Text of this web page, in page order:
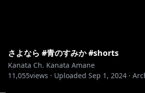
さよなら #青のすみか #shorts
Kanata Ch. Kanata Amane
11,055views · Uploaded Sep 1, 2024 ·